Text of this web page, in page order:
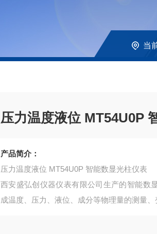
当
压力温度液位 MT54U0P
产品简介：
压力温度液位 MT54U0P 智能数显光柱仪表
西安盛弘创仪器仪表有限公司生产的​智能数
成温度、压力、液位、成分等物理量的测量、